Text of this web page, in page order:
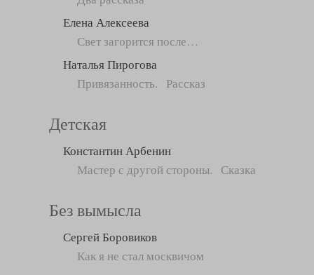
Елена Алексеева
Свет загорится после…
Наталья Пирогова
Привязанность. Рассказ
Детская
Константин Арбенин
Мастер с другой стороны. Сказка
Без вымысла
Сергей Боровиков
Как я не стал москвичом